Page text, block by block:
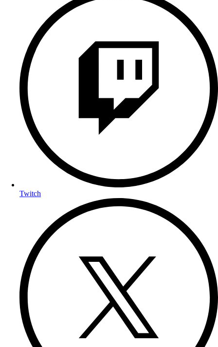
Twitch